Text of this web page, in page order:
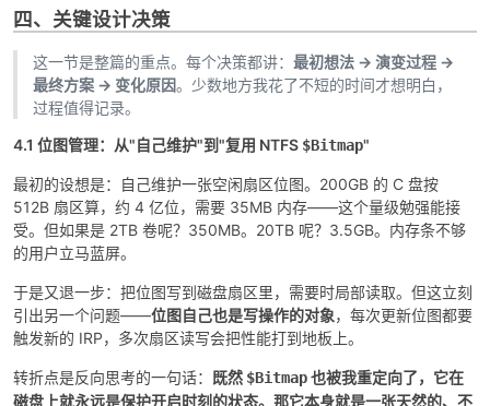
四、关键设计决策
这一节是整篇的重点。每个决策都讲： 最初想法 → 演变过程 →
最终方案 → 变化原因。少数地方我花了不短的时间才想明白，
过程值得记录。
4.1 位图管理：从"自己维护"到"复用 NTFS $Bitmap"
最初的设想是：自己维护一张空闲扇区位图。200GB 的 C 盘按
512B 扇区算，约 4 亿位，需要 35MB 内存——这个量级勉强能接
受。但如果是 2TB 卷呢？350MB。20TB 呢？3.5GB。内存条不够
的用户立马蓝屏。
于是又退一步：把位图写到磁盘扇区里，需要时局部读取。但这立刻
引出另一个问题——位图自己也是写操作的对象，每次更新位图都要
触发新的 IRP，多次扇区读写会把性能打到地板上。
转折点是反向思考的一句话： 既然 $Bitmap也被我重定向了，它在
磁盘上就永远是保护开启时刻的状态。那它本身就是一张天然的、不